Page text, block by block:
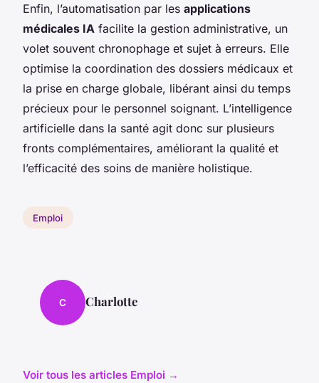
Enfin, l’automatisation par les applications
médicales IA facilite la gestion administrative, un
volet souvent chronophage et sujet à erreurs. Elle
optimise la coordination des dossiers médicaux et
la prise en charge globale, libérant ainsi du temps
précieux pour le personnel soignant. L’intelligence
artificielle dans la santé agit donc sur plusieurs
fronts complémentaires, améliorant la qualité et
l’efficacité des soins de manière holistique.
Emploi
C Charlotte
Voir tous les articles Emploi →